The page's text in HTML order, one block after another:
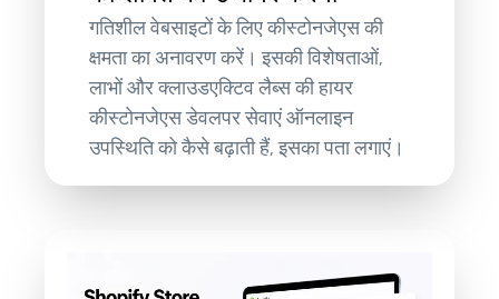
गतिशील वेबसाइटों के लिए कीस्टोनजेएस की
क्षमता का अनावरण करें। इसकी विशेषताओं,
लाभों और क्लाउडएक्टिव लैब्स की हायर
कीस्टोनजेएस डेवलपर सेवाएं ऑनलाइन
उपस्थिति को कैसे बढ़ाती हैं, इसका पता लगाएं।